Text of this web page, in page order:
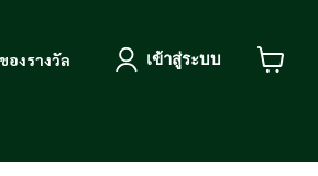
งรางวัล เข้าสู่ระบบ